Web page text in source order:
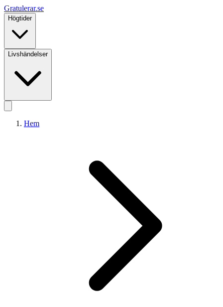
Gratulerar.se
Högtider
Livshändelser
Hem